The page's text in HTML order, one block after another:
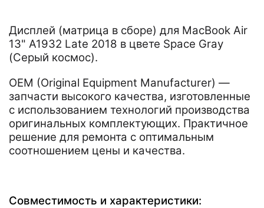
Дисплей (матрица в сборе) для MacBook Air
13" A1932 Late 2018 в цвете Space Gray
(Серый космос).
OEM (Original Equipment Manufacturer) —
запчасти высокого качества, изготовленные
с использованием технологий производства
оригинальных комплектующих. Практичное
решение для ремонта с оптимальным
соотношением цены и качества.
Совместимость и характеристики: